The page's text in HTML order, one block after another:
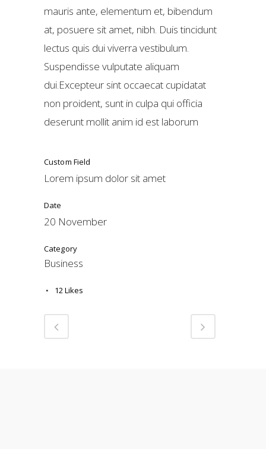
mauris ante, elementum et, bibendum
at, posuere sit amet, nibh. Duis tincidunt
lectus quis dui viverra vestibulum.
Suspendisse vulputate aliquam
dui.Excepteur sint occaecat cupidatat
non proident, sunt in culpa qui officia
deserunt mollit anim id est laborum
Custom Field
Lorem ipsum dolor sit amet
Date
20 November
Category
Business
12Likes